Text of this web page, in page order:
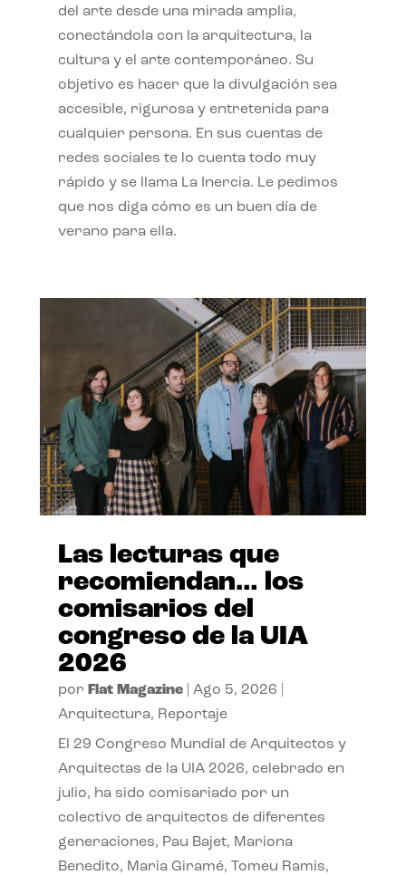
del arte desde una mirada amplia,
conectándola con la arquitectura, la
cultura y el arte contemporáneo. Su
objetivo es hacer que la divulgación sea
accesible, rigurosa y entretenida para
cualquier persona. En sus cuentas de
redes sociales te lo cuenta todo muy
rápido y se llama La Inercia. Le pedimos
que nos diga cómo es un buen día de
verano para ella.
Las lecturas que
recomiendan… los
comisarios del
congreso de la UIA
2026
por Flat Magazine| Ago 5, 2026
Arquitectura, Reportaje
El 29 Congreso Mundial de Arquitectos y
Arquitectas de la UIA 2026, celebrado en
julio, ha sido comisariado por un
colectivo de arquitectos de diferentes
generaciones, Pau Bajet, Mariona
Benedito, Maria Giramé, Tomeu Ramis,